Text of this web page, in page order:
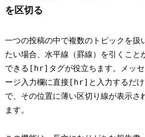
を区切る
一つの投稿の中で複数のトピックを扱
たい場合、水平線（罫線）を引くこと
できる [hr] タグが役立ちます。メッセ
ージ入力欄に直接[hr] と入力するだけ
で、その位置に薄い区切り線が表示さ
ます。